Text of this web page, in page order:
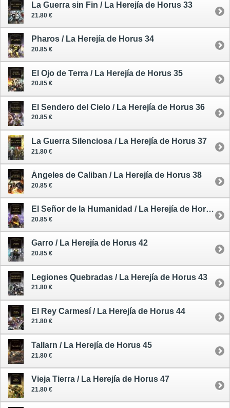
La Guerra sin Fin / La Herejía de Horus 33
21.80 €
Pharos / La Herejía de Horus 34
20.85 €
El Ojo de Terra / La Herejía de Horus 35
20.85 €
El Sendero del Cielo / La Herejía de Horus 36
20.85 €
La Guerra Silenciosa / La Herejía de Horus 37
21.80 €
Ángeles de Caliban / La Herejía de Horus 38
20.85 €
El Señor de la Humanidad / La Herejía de Horus 41
20.85 €
Garro / La Herejía de Horus 42
20.85 €
Legiones Quebradas / La Herejía de Horus 43
21.80 €
El Rey Carmesí / La Herejía de Horus 44
21.80 €
Tallarn / La Herejía de Horus 45
21.80 €
Vieja Tierra / La Herejía de Horus 47
21.80 €